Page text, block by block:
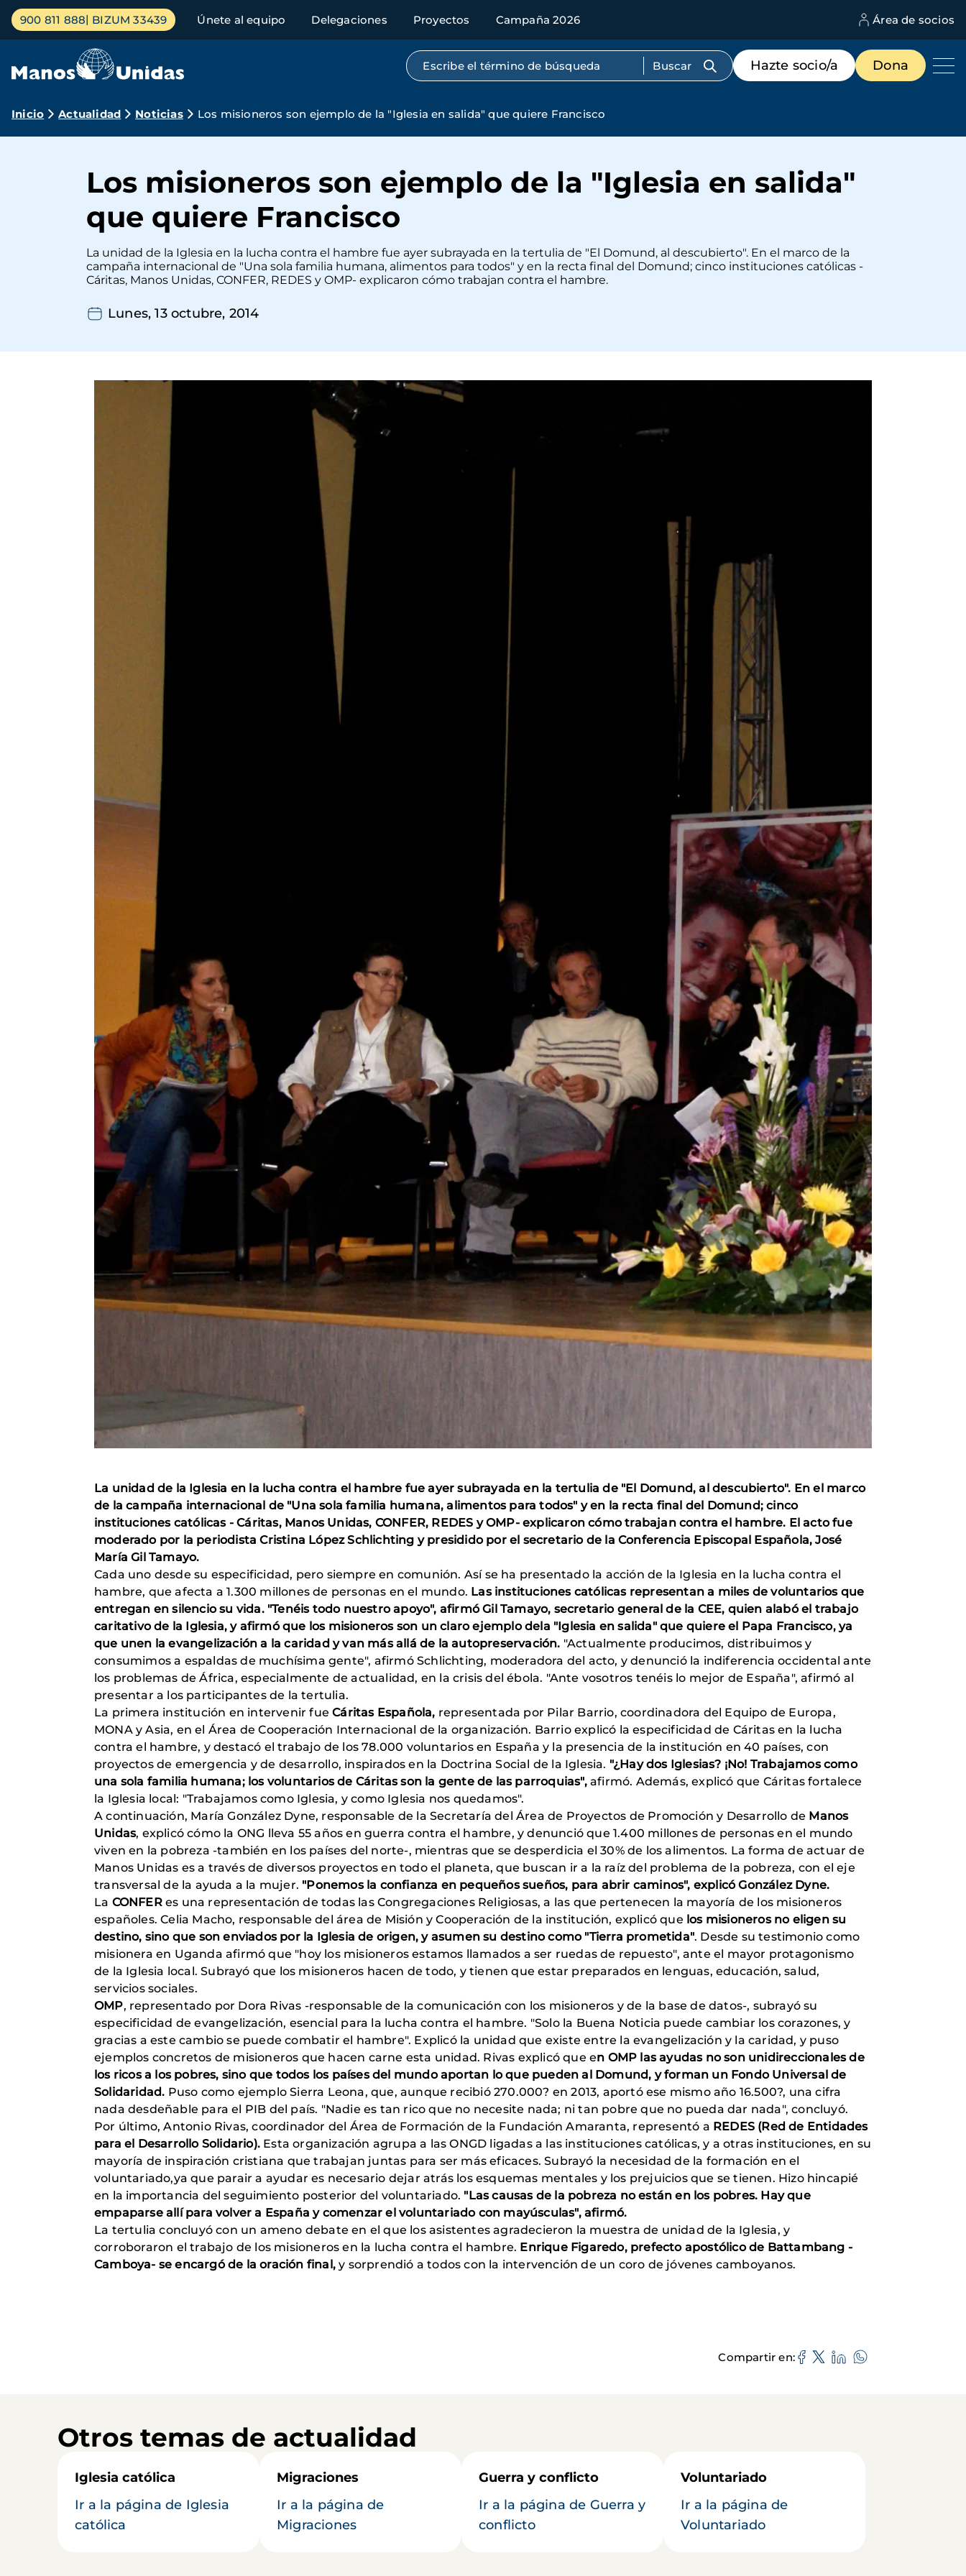
Pasar
contenido
Menú
principal
900 811 888 BIZUM 33439 Únete al equipo Delegaciones Proyectos Campaña 2026 Área de socios
Búsqueda por texto completo
Menú
de
destacados
Hazte socio/a Dona
Ruta
navegación
Inicio Actualidad Noticias Los misioneros son ejemplo de la "Iglesia en salida" que quiere Francisco
Los misioneros son ejemplo de la "Iglesia en salida"
que quiere Francisco
La unidad de la Iglesia en la lucha contra el hambre fue ayer subrayada en la tertulia de "El Domund, al descubierto". En el marco de la
campaña internacional de "Una sola familia humana, alimentos para todos" y en la recta final del Domund; cinco instituciones católicas -
Cáritas, Manos Unidas, CONFER, REDES y OMP- explicaron cómo trabajan contra el hambre.
Lunes, 13 octubre, 2014
La unidad de la Iglesia en la lucha contra el hambre fue ayer subrayada en la tertulia de "El Domund, al descubierto". En el marco
de la campaña internacional de "Una sola familia humana, alimentos para todos" y en la recta final del Domund; cinco
instituciones católicas - Cáritas, Manos Unidas, CONFER, REDES y OMP- explicaron cómo trabajan contra el hambre. El acto fue
moderado por la periodista Cristina López Schlichting y presidido por el secretario de la Conferencia Episcopal Española, José
María Gil Tamayo.
Cada uno desde su especificidad, pero siempre en comunión. Así se ha presentado la acción de la Iglesia en la lucha contra el
hambre, que afecta a 1.300 millones de personas en el mundo. Las instituciones católicas representan a miles de voluntarios que
entregan en silencio su vida. "Tenéis todo nuestro apoyo", afirmó Gil Tamayo, secretario general de la CEE, quien alabó el trabajo
caritativo de la Iglesia, y afirmó que los misioneros son un claro ejemplo dela "Iglesia en salida" que quiere el Papa Francisco, ya
que unen la evangelización a la caridad y van más allá de la autopreservación. "Actualmente producimos, distribuimos y
consumimos a espaldas de muchísima gente", afirmó Schlichting, moderadora del acto, y denunció la indiferencia occidental ante
los problemas de África, especialmente de actualidad, en la crisis del ébola. "Ante vosotros tenéis lo mejor de España", afirmó al
presentar a los participantes de la tertulia.
La primera institución en intervenir fueCáritas Española, representada por Pilar Barrio, coordinadora del Equipo de Europa,
MONA y Asia, en el Área de Cooperación Internacional de la organización. Barrio explicó la especificidad de Cáritas en la lucha
contra el hambre, y destacó el trabajo de los 78.000 voluntarios en España y la presencia de la institución en 40 países, con
proyectos de emergencia y de desarrollo, inspirados en la Doctrina Social de la Iglesia. "¿Hay dos Iglesias? ¡No! Trabajamos como
una sola familia humana; los voluntarios de Cáritas son la gente de las parroquias",afirmó. Además, explicó que Cáritas fortalece
la Iglesia local: "Trabajamos como Iglesia, y como Iglesia nos quedamos".
A continuación, María González Dyne, responsable de la Secretaría del Área de Proyectos de Promoción y Desarrollo de Manos
Unidas, explicó cómo la ONG lleva 55 años en guerra contra el hambre, y denunció que 1.400 millones de personas en el mundo
viven en la pobreza -también en los países del norte-, mientras que se desperdicia el 30% de los alimentos. La forma de actuar de
Manos Unidas es a través de diversos proyectos en todo el planeta, que buscan ir a la raíz del problema de la pobreza, con el eje
transversal de la ayuda a la mujer. "Ponemos la confianza en pequeños sueños, para abrir caminos", explicó González Dyne.
La CONFERes una representación de todas las Congregaciones Religiosas, a las que pertenecen la mayoría de los misioneros
españoles. Celia Macho, responsable del área de Misión y Cooperación de la institución, explicó que los misioneros no eligen su
destino, sino que son enviados por la Iglesia de origen, y asumen su destino como "Tierra prometida". Desde su testimonio como
misionera en Uganda afirmó que "hoy los misioneros estamos llamados a ser ruedas de repuesto", ante el mayor protagonismo
de la Iglesia local. Subrayó que los misioneros hacen de todo, y tienen que estar preparados en lenguas, educación, salud,
servicios sociales.
OMP, representado por Dora Rivas -responsable de la comunicación con los misioneros y de la base de datos-, subrayó su
especificidad de evangelización, esencial para la lucha contra el hambre. "Solo la Buena Noticia puede cambiar los corazones, y
gracias a este cambio se puede combatir el hambre". Explicó la unidad que existe entre la evangelización y la caridad, y puso
ejemplos concretos de misioneros que hacen carne esta unidad. Rivas explicó que en OMP las ayudas no son unidireccionales de
los ricos a los pobres, sino que todos los países del mundo aportan lo que pueden al Domund, y forman un Fondo Universal de
Solidaridad. Puso como ejemplo Sierra Leona, que, aunque recibió 270.000? en 2013, aportó ese mismo año 16.500?, una cifra
nada desdeñable para el PIB del país. "Nadie es tan rico que no necesite nada; ni tan pobre que no pueda dar nada", concluyó.
Por último, Antonio Rivas, coordinador del Área de Formación de la Fundación Amaranta, representó a REDES (Red de Entidades
para el Desarrollo Solidario). Esta organización agrupa a las ONGD ligadas a las instituciones católicas, y a otras instituciones, en su
mayoría de inspiración cristiana que trabajan juntas para ser más eficaces. Subrayó la necesidad de la formación en el
voluntariado,ya que parair a ayudar es necesario dejar atrás los esquemas mentales y los prejuicios que se tienen. Hizo hincapié
en la importancia del seguimiento posterior del voluntariado. "Las causas de la pobreza no están en los pobres. Hay que
empaparse allí para volver a España y comenzar el voluntariado con mayúsculas", afirmó.
La tertulia concluyó con un ameno debate en el que los asistentes agradecieron la muestra de unidad de la Iglesia, y
corroboraron el trabajo de los misioneros en la lucha contra el hambre. Enrique Figaredo, prefecto apostólico de Battambang -
Camboya- se encargó de la oración final, y sorprendió a todos con la intervención de un coro de jóvenes camboyanos.
Compartir en
Otros temas de actualidad
Iglesia católica
Ir a la página de Iglesia
católica
Migraciones
Ir a la página de
Migraciones
Guerra y conflicto
Ir a la página de Guerra y
conflicto
Voluntariado
Ir a la página de
Voluntariado